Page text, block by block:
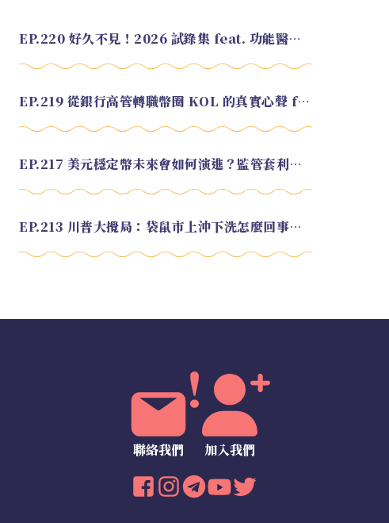
EP.220 好久不見！2026 試錄集 feat. 功能醫學營養師 美寶
EP.219 從銀行高管轉職幣圈 KOL 的真實心聲 feat.龜大
EP.217 美元穩定幣未來會如何演進？監管套利終將收斂？feat. 研究員 余哲安
EP.213 川普大攪局：袋鼠市上沖下洗怎麼回事？feat. Alvin
聯絡我們 加入我們